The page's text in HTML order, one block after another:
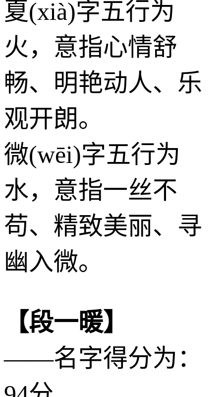
夏(xià)字五行为
火 ，意指心情舒
畅、明艳动人、乐
观开朗。
微(wēi)字五行为
水，意指一丝不
苟、精致美丽、寻
幽入微。
【段一暖】
——名字得分为：